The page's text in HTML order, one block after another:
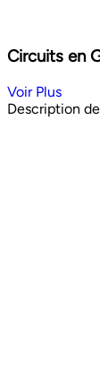
Circuits en
Voir Plus
Description